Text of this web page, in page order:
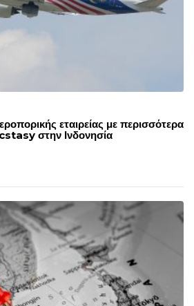
εταιρείας με περισσότερα
στην Ινδονησία